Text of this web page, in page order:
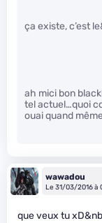
ça existe, c’est
ah mici bon
tel actuel…quoi
ouai quand même
wawadou
Le 31/03/2016 à
que veux tu